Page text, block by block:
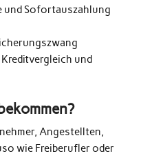
und Sofortauszahlung
und
Angestellten,
wie Freiberufler oder